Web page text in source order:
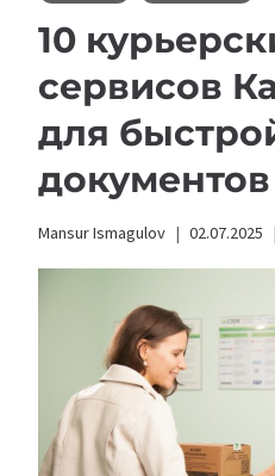
10
сервисов
для
документов
Mansur Ismagulov 02.07.2025